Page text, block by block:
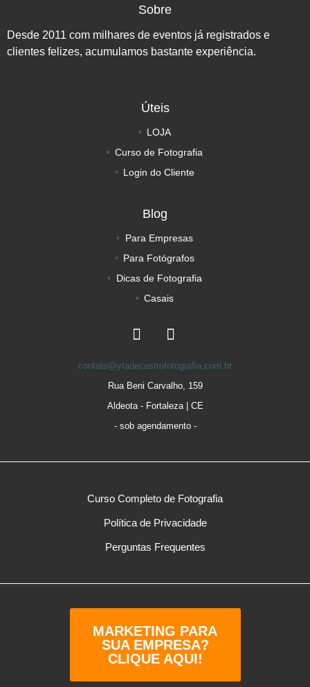
Sobre
Desde 2011 com milhares de eventos já registrados e
clientes felizes, acumulamos bastante experiência.
Úteis
LOJA
Curso de Fotografia
Login do Cliente
Blog
Para Empresas
Para Fotógrafos
Dicas de Fotografia
Casais
contato@ytadecastrofotografia.com.br
Rua Beni Carvalho, 159
Aldeota - Fortaleza | CE
- sob agendamento -
Curso Completo de Fotografia
Política de Privacidade
Perguntas Frequentes
MARKETING PARA
SUA EMPRESA?
CLIQUE AQUI!